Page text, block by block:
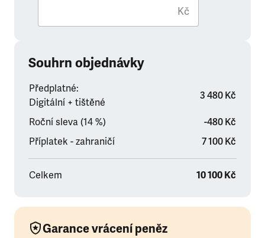
Kč
Souhrn objednávky
Předplatné:
Digitální + tištěné
3 480 Kč
Roční sleva (14 %)
-480 Kč
Příplatek - zahraničí
7 100 Kč
Celkem 10 100 Kč
Garance vrácení peněz